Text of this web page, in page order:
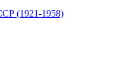
(1921-1958)